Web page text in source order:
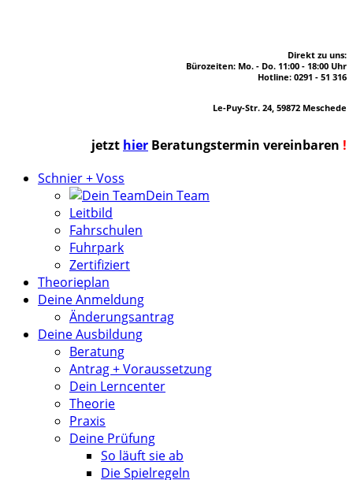
Direkt zu uns:
Bürozeiten: Mo. - Do. 11:00 - 18:00 Uhr
Hotline: 0291 - 51 316
Le-Puy-Str. 24, 59872 Meschede
jetzt hier Beratungstermin vereinbaren !
Schnier + Voss
Dein Team
Leitbild
Fahrschulen
Fuhrpark
Zertifiziert
Theorieplan
Deine Anmeldung
Änderungsantrag
Deine Ausbildung
Beratung
Antrag + Voraussetzung
Dein Lerncenter
Theorie
Praxis
Deine Prüfung
So läuft sie ab
Die Spielregeln